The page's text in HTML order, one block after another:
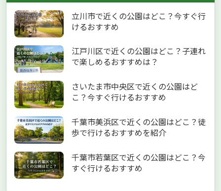
立川市で近くの公園はどこ？今すぐ行
けるおすすめ
江戸川区で近くの公園はどこ？子連れ
で楽しめるおすすめは？
さいたま市中央区で近くの公園はど
こ？今すぐ行けるおすすめ
千葉市美浜区で近くの公園はどこ？徒
歩で行けるおすすめを紹介
千葉市若葉区で近くの公園はどこ？今
すぐ行けるおすすめ